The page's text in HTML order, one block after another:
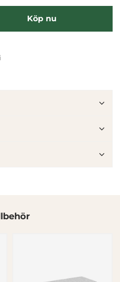
Köp nu